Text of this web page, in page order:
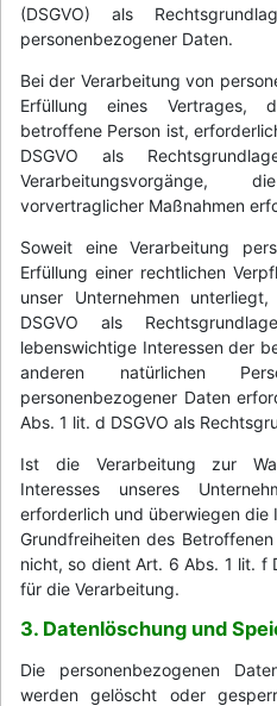
(DSGVO) als
personenbezogener Daten.
Bei der Verarbeitung von
Erfüllung eines Vertrages,
betroffene Person ist,
DSGVO als
vorvertraglicher Maßnahmen
Soweit eine Verarbeitung
Erfüllung einer rechtlichen
unser Unternehmen
DSGVO als
lebenswichtige Interessen der
anderen natürlichen
personenbezogener Daten
Abs. 1 lit. d DSGVO als
Ist die Verarbeitung zur
Interesses unseres
erforderlich und überwiegen die
Grundfreiheiten des
nicht, so dient Art. 6 Abs. 1 lit. f
für die Verarbeitung.
3. Datenlöschung und
Die personenbezogenen
werden gelöscht oder